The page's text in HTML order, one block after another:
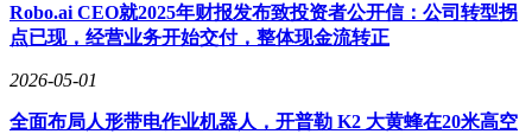
Robo.ai CEO就2025年财报发布致投资者公开信：公司转型拐
点已现，经营业务开始交付，整体现金流转正
2026-05-01
全面布局人形带电作业机器人，开普勒 K2 大黄蜂在20米高空